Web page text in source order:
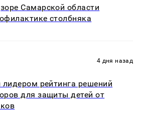
Самарской области
столбняка
4 дня назад
рейтинга решений
для защиты детей от